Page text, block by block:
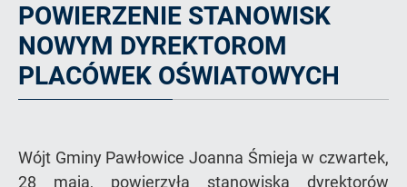
POWIERZENIE STANOWISK
NOWYM DYREKTOROM
PLACÓWEK OŚWIATOWYCH
Wójt Gminy Pawłowice Joanna Śmieja w czwartek,
28 maja, powierzyła stanowiska dyrektorów